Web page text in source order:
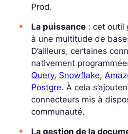
Prod.
La puissance : cet outil
à une multitude de
D’ailleurs, certaines
nativement
Query, Snowflake,
Postgre. À cela
connecteurs mis à
communauté.
La gestion de la